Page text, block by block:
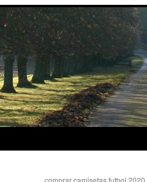
comprar camisetas futbol 2020